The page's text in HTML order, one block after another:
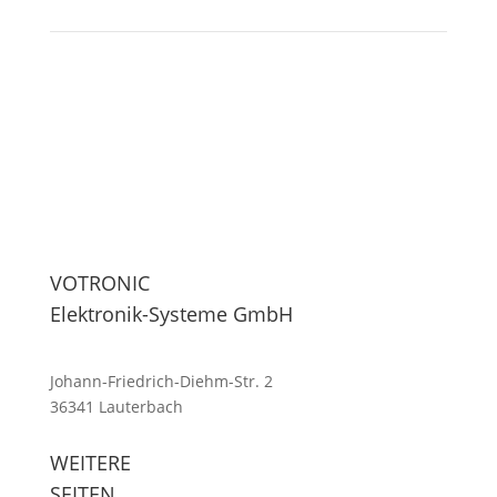
VOTRONIC
Elektronik-Systeme GmbH
Johann-Friedrich-Diehm-Str. 2
36341 Lauterbach
WEITERE